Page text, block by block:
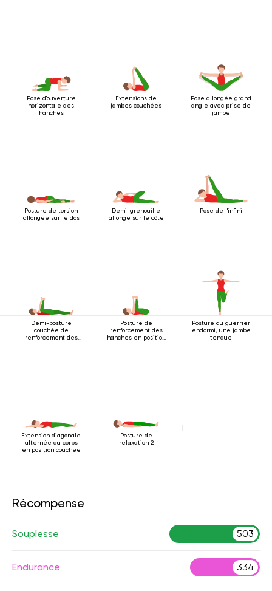
Pose d'ouverture
horizontale des
hanches
Extensions de
jambes couchées
Pose allongée grand
angle avec prise de
jambe
Posture de torsion
allongée sur le dos
Demi-grenouille
allongé sur le côté
Pose de l'infini
Demi-posture
couchée de
renforcement des
Posture de
renforcement des
hanches en position
Posture du guerrier
endormi, une jambe
tendue
Extension diagonale
alternée du corps
en position couchée
Posture de
relaxation 2
Récompense
Souplesse 503
Endurance 334